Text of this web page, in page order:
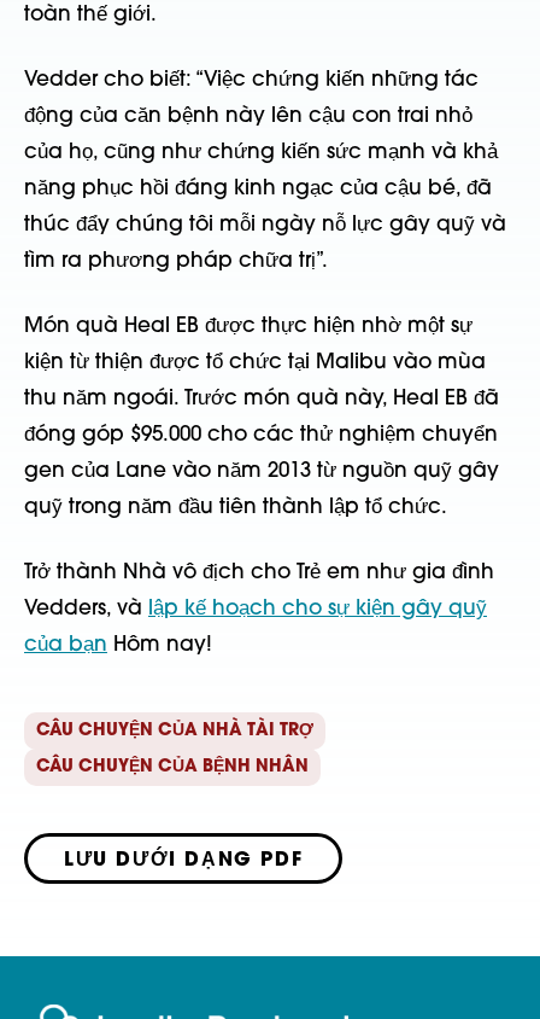
toàn thế giới.
Vedder cho biết: “Việc chứng kiến những tác
động của căn bệnh này lên cậu con trai nhỏ
của họ, cũng như chứng kiến sức mạnh và khả
năng phục hồi đáng kinh ngạc của cậu bé, đã
thúc đẩy chúng tôi mỗi ngày nỗ lực gây quỹ và
tìm ra phương pháp chữa trị”.
Món quà Heal EB được thực hiện nhờ một sự
kiện từ thiện được tổ chức tại Malibu vào mùa
thu năm ngoái. Trước món quà này, Heal EB đã
đóng góp $95.000 cho các thử nghiệm chuyển
gen của Lane vào năm 2013 từ nguồn quỹ gây
quỹ trong năm đầu tiên thành lập tổ chức.
Trở thành Nhà vô địch cho Trẻ em như gia đình
Vedders, và lập kế hoạch cho sự kiện gây quỹ
của bạn Hôm nay!
CÂU CHUYỆN CỦA NHÀ TÀI TRỢ
CÂU CHUYỆN CỦA BỆNH NHÂN
LƯU DƯỚI DẠNG PDF